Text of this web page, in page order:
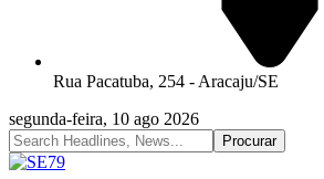
Rua Pacatuba, 254 - Aracaju/SE
segunda-feira, 10 ago 2026